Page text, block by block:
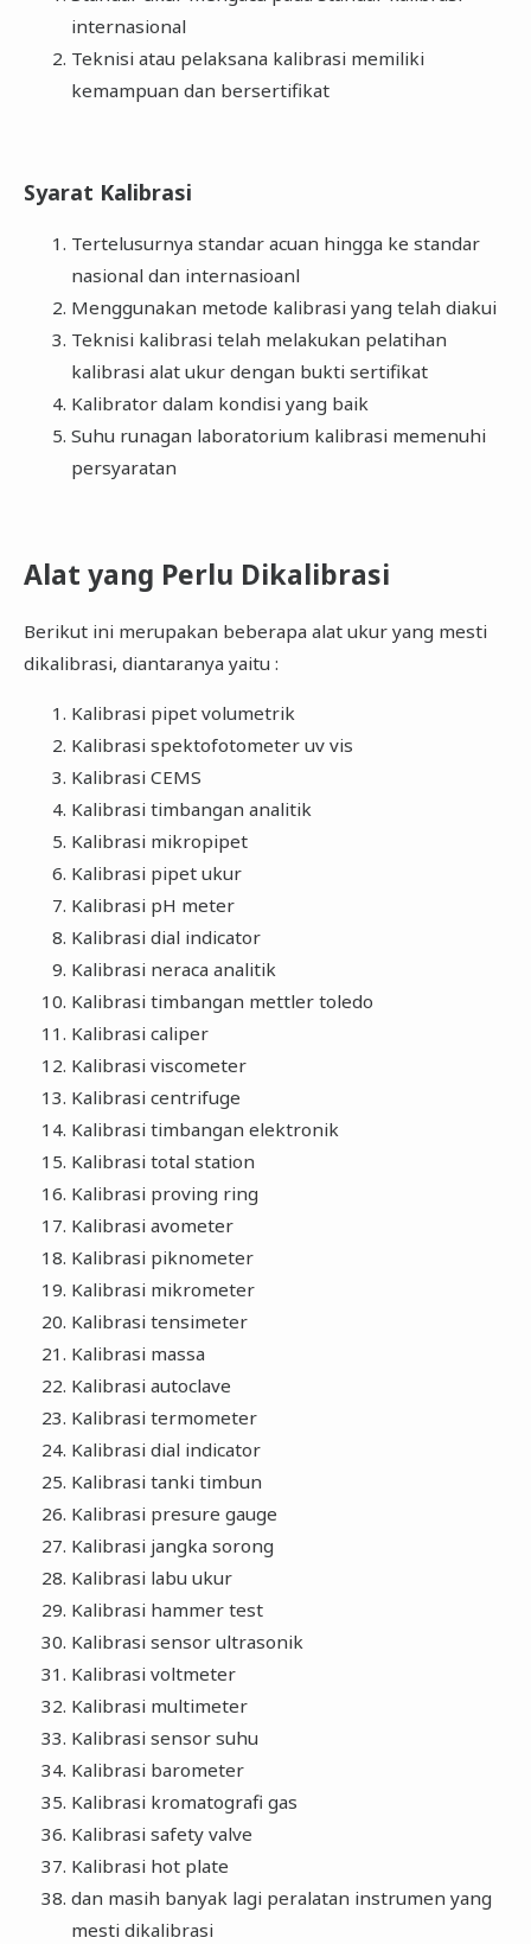
internasional
Teknisi atau pelaksana kalibrasi memiliki
kemampuan dan bersertifikat
Syarat Kalibrasi
Tertelusurnya standar acuan hingga ke standar
nasional dan internasioanl
Menggunakan metode kalibrasi yang telah diakui
Teknisi kalibrasi telah melakukan pelatihan
kalibrasi alat ukur dengan bukti sertifikat
Kalibrator dalam kondisi yang baik
Suhu runagan laboratorium kalibrasi memenuhi
persyaratan
Alat yang Perlu Dikalibrasi
Berikut ini merupakan beberapa alat ukur yang mesti
dikalibrasi, diantaranya yaitu :
Kalibrasi pipet volumetrik
Kalibrasi spektofotometer uv vis
Kalibrasi CEMS
Kalibrasi timbangan analitik
Kalibrasi mikropipet
Kalibrasi pipet ukur
Kalibrasi pH meter
Kalibrasi dial indicator
Kalibrasi neraca analitik
Kalibrasi timbangan mettler toledo
Kalibrasi caliper
Kalibrasi viscometer
Kalibrasi centrifuge
Kalibrasi timbangan elektronik
Kalibrasi total station
Kalibrasi proving ring
Kalibrasi avometer
Kalibrasi piknometer
Kalibrasi mikrometer
Kalibrasi tensimeter
Kalibrasi massa
Kalibrasi autoclave
Kalibrasi termometer
Kalibrasi dial indicator
Kalibrasi tanki timbun
Kalibrasi presure gauge
Kalibrasi jangka sorong
Kalibrasi labu ukur
Kalibrasi hammer test
Kalibrasi sensor ultrasonik
Kalibrasi voltmeter
Kalibrasi multimeter
Kalibrasi sensor suhu
Kalibrasi barometer
Kalibrasi kromatografi gas
Kalibrasi safety valve
Kalibrasi hot plate
dan masih banyak lagi peralatan instrumen yang
mesti dikalibrasi